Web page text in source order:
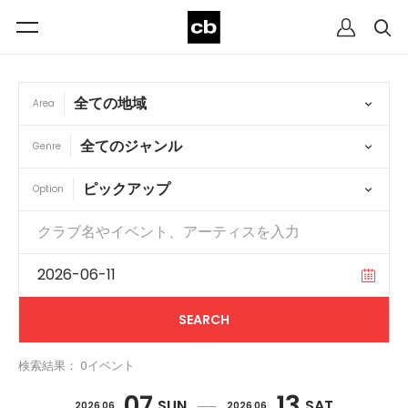
Area
Genre
Option
検索結果： 0イベント